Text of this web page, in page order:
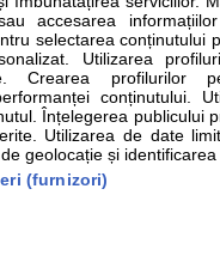
au scop informativ
primita pe
Parteneri
Inscriere clinica
accesarea
selectarea conținutului
Utilizarea
Crearea profilurilor
conținutului.
Înțelegerea publicului
Utilizarea de date
geolocație și
(furnizori)